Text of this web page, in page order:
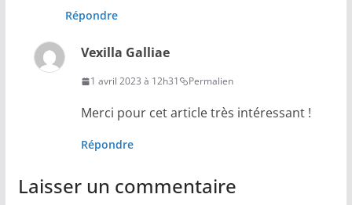
Répondre
Vexilla Galliae
1 avril 2023 à 12h31 Permalien
Merci pour cet article très intéressant !
Répondre
Laisser un commentaire